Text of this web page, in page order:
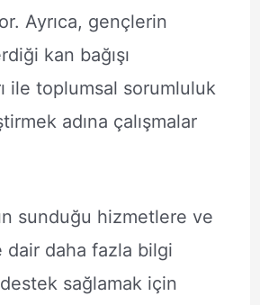
Ayrıca, gençlerin
kan bağışı
ile toplumsal sorumluluk
adına çalışmalar
sunduğu hizmetlere ve
daha fazla bilgi
sağlamak için